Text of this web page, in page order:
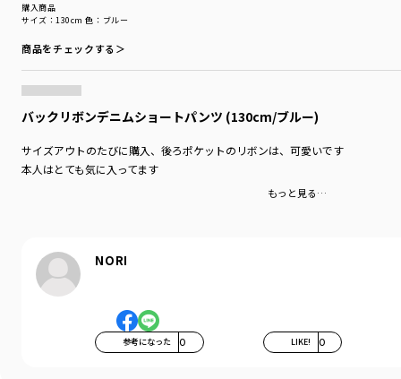
購入商品
サイズ：130cm 色：ブルー
商品をチェックする＞
バックリボンデニムショートパンツ (130cm/ブルー)
サイズアウトのたびに購入、後ろポケットのリボンは、可愛いです
本人はとても気に入ってます
もっと見る…
NORI
参考になった 0 LIKE! 0